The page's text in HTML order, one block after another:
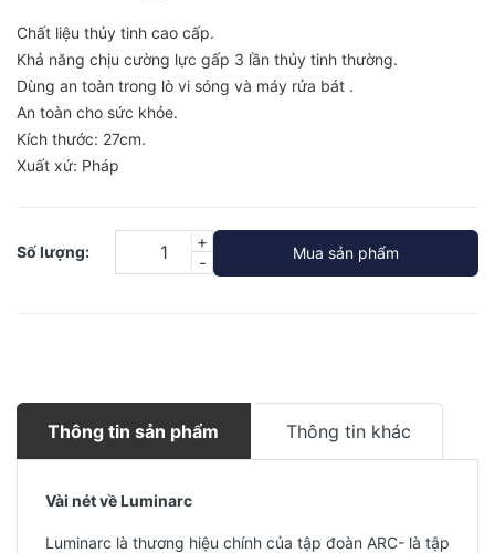
Chất liệu thủy tinh cao cấp.
Khả năng chịu cường lực gấp 3 lần thủy tinh thường.
Dùng an toàn trong lò vi sóng và máy rửa bát .
An toàn cho sức khỏe.
Kích thước: 27cm.
Xuất xứ: Pháp
Số lượng:
-
+
Mua sản phẩm
Thông tin sản phẩm Thông tin khác
Vài nét về Luminarc
Luminarc là thương hiệu chính của tập đoàn ARC- là tập